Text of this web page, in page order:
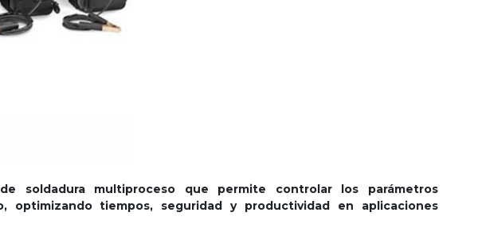
soldadura multiproceso que permite controlar los parámetros
tiempos, seguridad y productividad en aplicaciones